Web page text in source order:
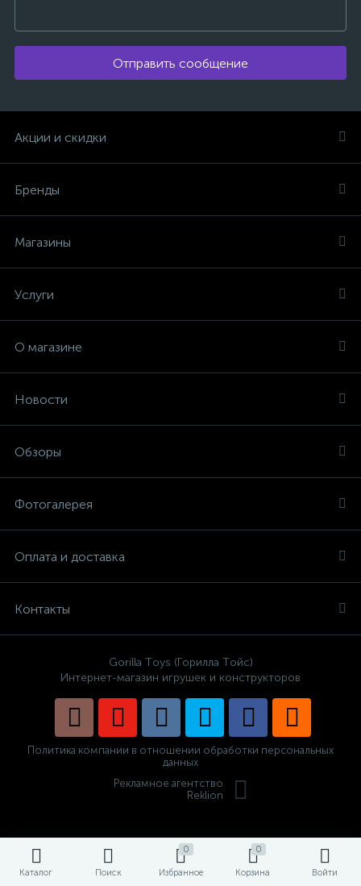
Каталог Поиск
0
Избранное
0
Корзина Войти
Отправить сообщение
Акции и скидки
Бренды
Магазины
Услуги
О магазине
Новости
Обзоры
Фотогалерея
Оплата и доставка
Контакты
Gorilla Toys (Горилла Тойс)
Интернет-магазин игрушек и конструкторов
Политика компании в отношении обработки персональных
данных
Рекламное агентство
Reklion